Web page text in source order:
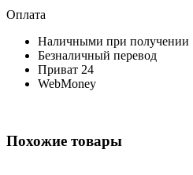
Оплата
Наличными при получении
Безналичный перевод
Приват 24
WebMoney
Похожие товары